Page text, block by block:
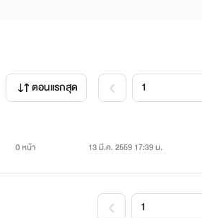
ตอนแรกสุด
0 หน้า 13 มี.ค. 2559 17:39 น.